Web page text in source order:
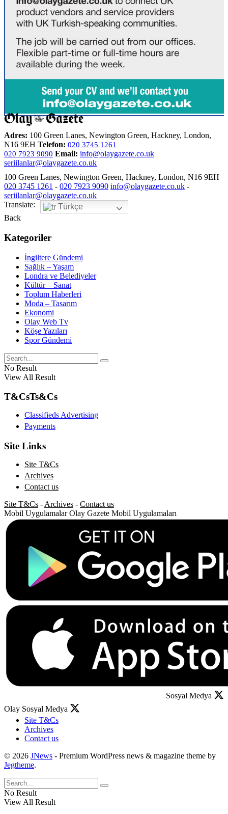
Adres: 100 Green Lanes, Newington Green, Hackney, London,
N16 9EH Telefon: 020 3745 1261
020 7923 9090 Email: info@olaygazete.co.uk
seriilanlar@olaygazete.co.uk
100 Green Lanes, Newington Green, Hackney, London, N16 9EH
020 3745 1261 - 020 7923 9090 info@olaygazete.co.uk -
seriilanlar@olaygazete.co.uk
Translate:
Türkçe
Back
Kategoriler
İngiltere Gündemi
Sağlık – Yaşam
Londra ve Belediyeler
Kültür – Sanat
Toplum Haberleri
Moda – Tasarım
Ekonomi
Olay Web Tv
Köşe Yazıları
Spor Gündemi
No Result
View All Result
T&CsTs&Cs
Classifieds Advertising
Payments
Site Links
Site T&Cs
Archives
Contact us
Site T&Cs - Archives - Contact us
Mobil Uygulamalar Olay Gazete Mobil Uygulamaları
Sosyal Medya
Olay Sosyal Medya
Site T&Cs
Archives
Contact us
© 2026 JNews - Premium WordPress news & magazine theme by
Jegtheme.
No Result
View All Result